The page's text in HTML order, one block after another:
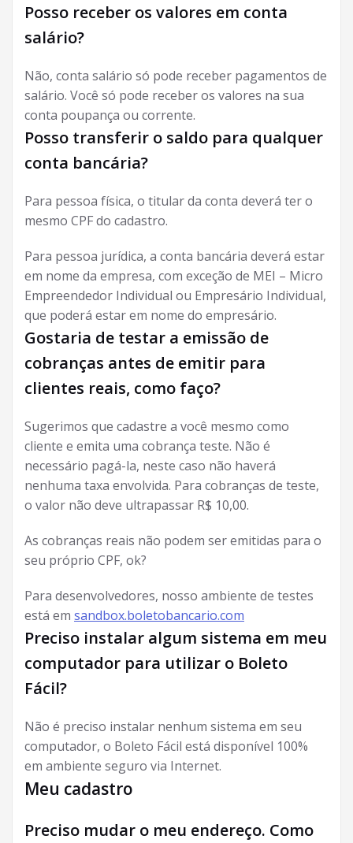
Posso receber os valores em conta
salário?
Não, conta salário só pode receber pagamentos de
salário. Você só pode receber os valores na sua
conta poupança ou corrente.
Posso transferir o saldo para qualquer
conta bancária?
Para pessoa física, o titular da conta deverá ter o
mesmo CPF do cadastro.
Para pessoa jurídica, a conta bancária deverá estar
em nome da empresa, com exceção de MEI – Micro
Empreendedor Individual ou Empresário Individual,
que poderá estar em nome do empresário.
Gostaria de testar a emissão de
cobranças antes de emitir para
clientes reais, como faço?
Sugerimos que cadastre a você mesmo como
cliente e emita uma cobrança teste. Não é
necessário pagá-la, neste caso não haverá
nenhuma taxa envolvida. Para cobranças de teste,
o valor não deve ultrapassar R$ 10,00.
As cobranças reais não podem ser emitidas para o
seu próprio CPF, ok?
Para desenvolvedores, nosso ambiente de testes
está em sandbox.boletobancario.com
Preciso instalar algum sistema em meu
computador para utilizar o Boleto
Fácil?
Não é preciso instalar nenhum sistema em seu
computador, o Boleto Fácil está disponível 100%
em ambiente seguro via Internet.
Meu cadastro
Preciso mudar o meu endereço. Como